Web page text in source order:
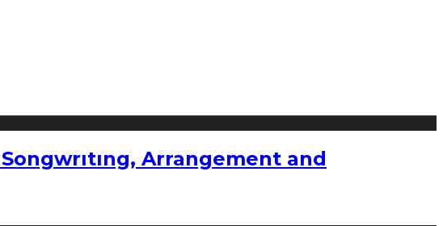
Arrangement and